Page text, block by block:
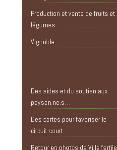
Production et vente de fruits et
légumes
Vignoble
Des aides et du soutien aux
paysan.ne.s…
Des cartes pour favoriser le
circuit-court
Retour en photos de Ville fertile